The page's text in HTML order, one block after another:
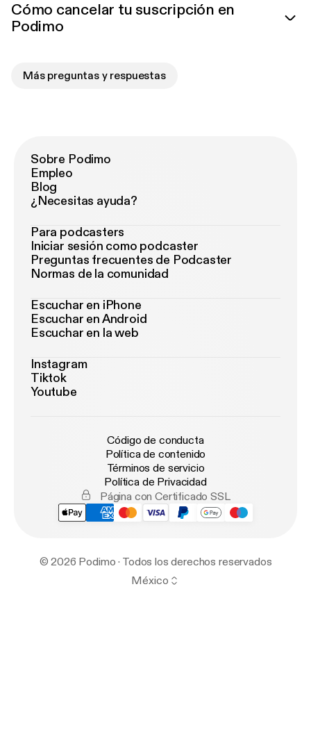
Cómo cancelar tu suscripción en
Podimo
Más preguntas y respuestas
Sobre Podimo
Empleo
Blog
¿Necesitas ayuda?
Para podcasters
Iniciar sesión como podcaster
Preguntas frecuentes de Podcaster
Normas de la comunidad
Escuchar en iPhone
Escuchar en Android
Escuchar en la web
Instagram
Tiktok
Youtube
Código de conducta
Política de contenido
Términos de servicio
Política de Privacidad
Página con Certificado SSL
© 2026 Podimo · Todos los derechos reservados
México